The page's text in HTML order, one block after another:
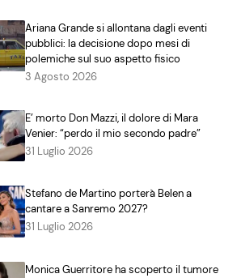
Ariana Grande si allontana dagli eventi
pubblici: la decisione dopo mesi di
polemiche sul suo aspetto fisico
3 Agosto 2026
E’ morto Don Mazzi, il dolore di Mara
Venier: “perdo il mio secondo padre”
31 Luglio 2026
Stefano de Martino porterà Belen a
cantare a Sanremo 2027?
31 Luglio 2026
Monica Guerritore ha scoperto il tumore